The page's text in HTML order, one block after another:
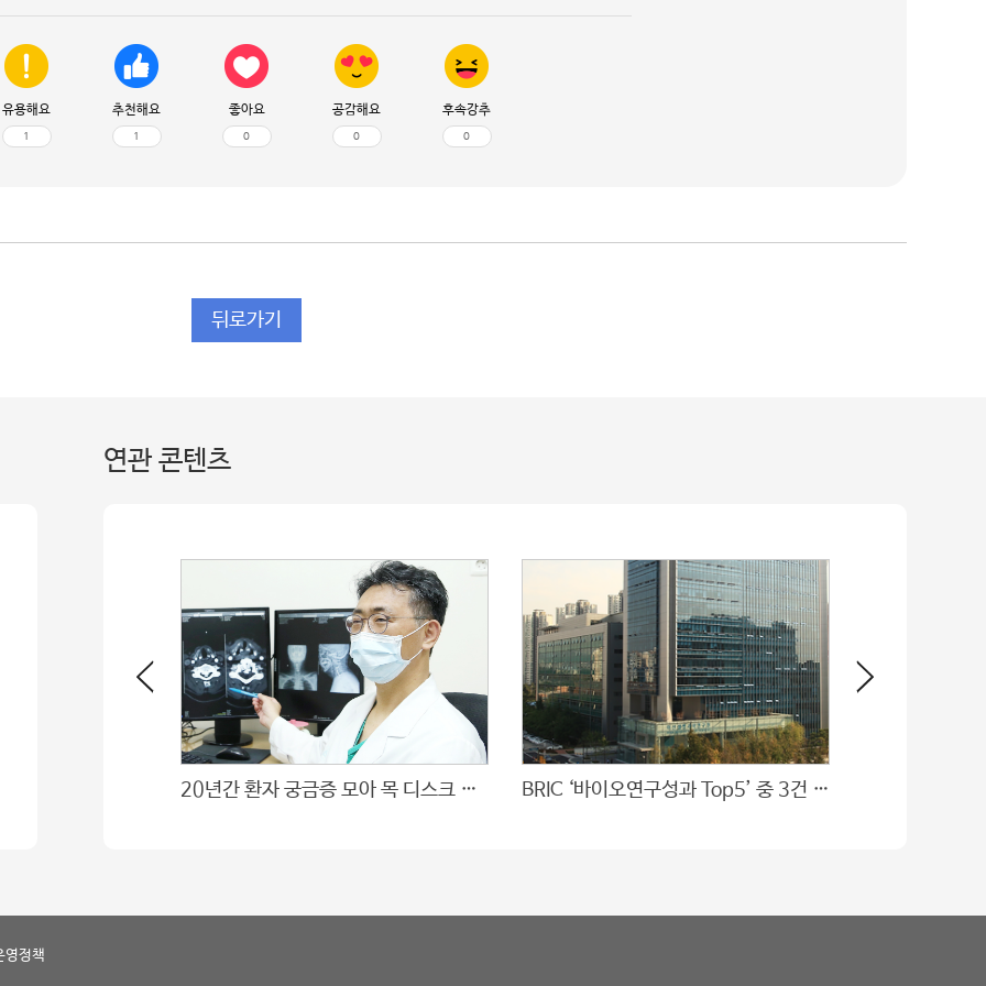
유용해요
1
추천해요
1
좋아요
0
공감해요
0
후속강추
0
뒤로가기
연관 콘텐츠
섬세한 손끝 20년간 환자 궁금증 모아 목 디스크 등 경추 질환 시리즈 책 출간 BRIC ‘바이오연구성과 Top5’ 중 3건 울산의대 서울아산병원
영정책